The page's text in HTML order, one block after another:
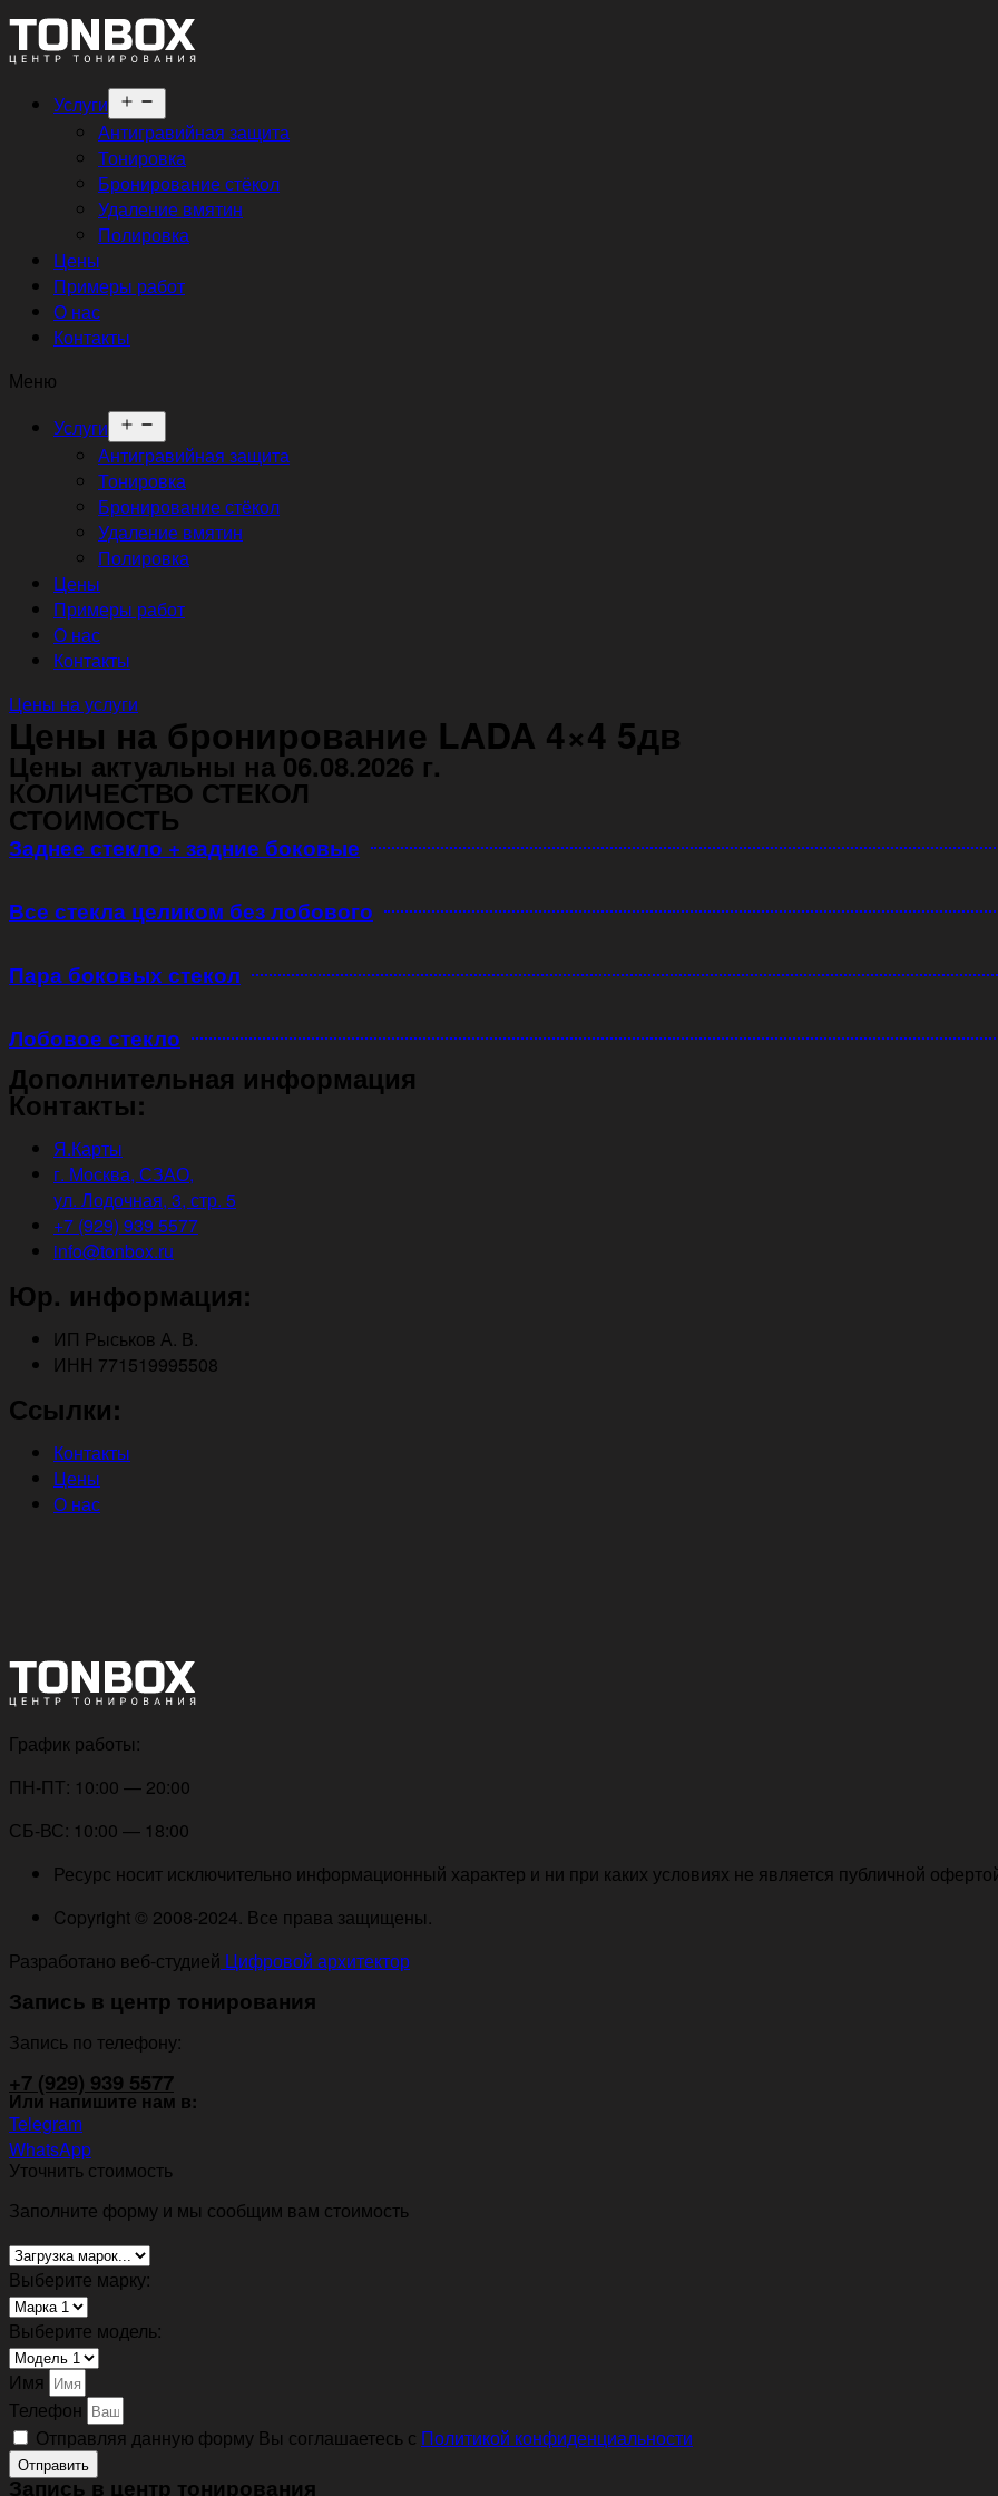
Услуги
меню
Антигравийная защита
Тонировка
Бронирование стёкол
Удаление вмятин
Полировка
Цены
Примеры работ
О нас
Контакты
Меню
Услуги
меню
Антигравийная защита
Тонировка
Бронирование стёкол
Удаление вмятин
Полировка
Цены
Примеры работ
О нас
Контакты
Цены на услуги
Цены на бронирование LADA 4×4 5дв
Цены актуальны на 06.08.2026 г.
КОЛИЧЕСТВО СТЕКОЛ
СТОИМОСТЬ
Заднее стекло + задние боковые
Все стекла целиком без лобового
Пара боковых стекол
Лобовое стекло
Дополнительная информация
Контакты:
Я.Карты
г. Москва, СЗАО,
ул. Лодочная, 3, стр. 5
+7 (929) 939 5577
info@tonbox.ru
Юр. информация:
ИП Рыськов А. В.
ИНН 771519995508
Ссылки:
Контакты
Цены
О нас
График работы:
ПН-ПТ: 10:00 — 20:00
СБ-ВС: 10:00 — 18:00
Ресурс носит исключительно информационный характер и ни при каких условиях не является публичной
Copyright © 2008-2024. Все права защищены.
Разработано веб-студией Цифровой архитектор
Запись в центр тонирования
Запись по телефону:
+7 (929) 939 5577
Или напишите нам в:
Telegram
WhatsApp
Уточнить стоимость
Заполните форму и мы сообщим вам стоимость
Выберите марку:
Выберите модель:
Имя
Телефон
Отправляя данную форму Вы соглашаетесь с Политикой конфиденциальности
Отправить
Запись в центр тонирования